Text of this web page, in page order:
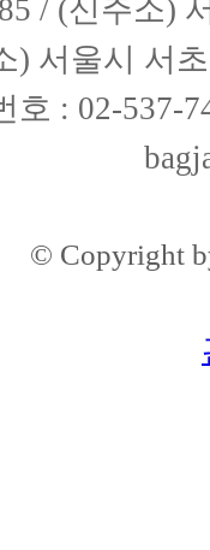
/ (신주소)
) 서울시 서
호 : 02-537-
© Copyright